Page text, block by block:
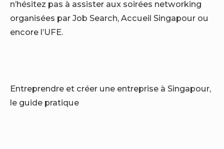
n’hésitez pas à assister aux soirées networking
organisées par Job Search, Accueil Singapour ou
encore l’UFE.
Entreprendre et créer une entreprise à Singapour,
le guide pratique